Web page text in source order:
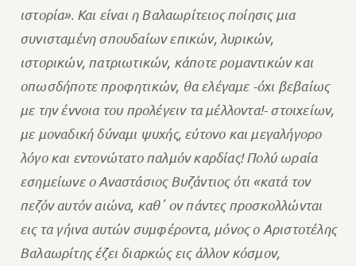
ιστορία». Και είναι η Βαλαωρίτειος ποίησις μια
συνισταμένη σπουδαίων επικών, λυρικών,
ιστορικών, πατριωτικών, κάποτε ρομαντικών και
οπωσδήποτε προφητικών, θα ελέγαμε -όχι βεβαίως
με την έννοια του προλέγειν τα μέλλοντα!- στοιχείων,
με μοναδική δύναμι ψυχής, εύτονο και μεγαλήγορο
λόγο και εντονώτατο παλμόν καρδίας! Πολύ ωραία
εσημείωνε ο Αναστάσιος Βυζάντιος ότι «κατά τον
πεζόν αυτόν αιώνα, καθ᾽ ον πάντες προσκολλώνται
εις τα γήινα αυτών συμφέροντα, μόνος ο Αριστοτέλης
Βαλαωρίτης έζει διαρκώς εις άλλον κόσμον,